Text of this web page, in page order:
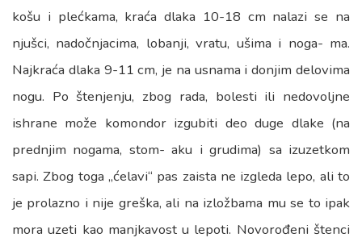
košu i plećkama, kraća dlaka 10-18 cm nalazi se na
njušci, nadočnjacima, lobanji, vratu, ušima i noga- ma.
Najkraća dlaka 9-11 cm, je na usnama i donjim delovima
nogu. Po štenjenju, zbog rada, bolesti ili nedovoljne
ishrane može komondor izgubiti deo duge dlake (na
prednjim nogama, stom- aku i grudima) sa izuzetkom
sapi. Zbog toga „ćelavi“ pas zaista ne izgleda lepo, ali to
je prolazno i nije greška, ali na izložbama mu se to ipak
mora uzeti kao manjkavost u lepoti. Novorođeni štenci